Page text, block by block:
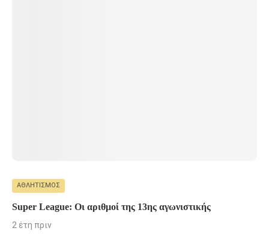
ΑΘΛΗΤΙΣΜΌΣ
Super League: Οι αριθμοί της 13ης αγωνιστικής
2 έτη πριν